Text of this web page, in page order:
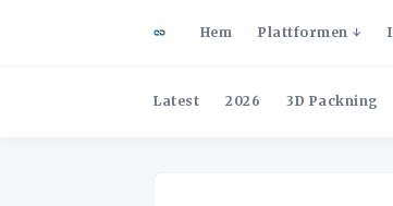
Hem Plattformen
Latest 2026 3D Packning